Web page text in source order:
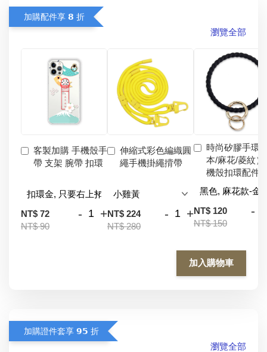
加購配件享 𝟴 折
瀏覽全部
客製加購 手機殼手
帶 支架 腕帶 扣環
NT$ 72
NT$ 90
- +
伸縮式彩色編織圓
繩手機掛繩揹帶
NT$ 224
NT$ 280
- +
時尚矽膠手環
本/麻花/菱紋）
機殼扣環配件
NT$ 120
NT$ 150
-
加入購物車
加購證件套享 𝟵𝟱 折
瀏覽全部